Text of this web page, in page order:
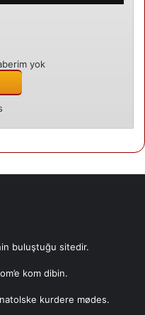
yok
buluştuğu sitedir.
kom dibin.
kurdere mødes.